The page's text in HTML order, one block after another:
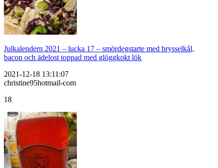
Julkalendern 2021 – lucka 17 – smördegstarte med brysselkål,
bacon och ädelost toppad med glöggkokt lök
2021-12-18 13:11:07
christine95hotmail-com
18